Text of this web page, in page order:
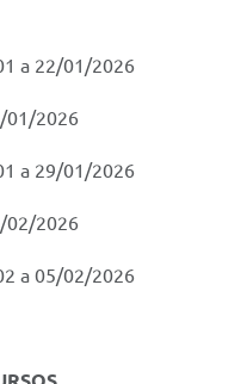
a 22/01/2026
01/2026
a 29/01/2026
02/2026
a 05/02/2026